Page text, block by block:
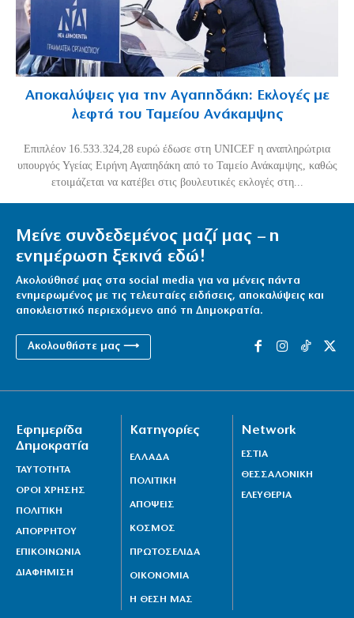
Αποκαλύψεις για την Αγαπηδάκη: Εκλογές με
λεφτά του Ταμείου Ανάκαμψης
Επιπλέον 16.533.324,28 ευρώ έδωσε στη UNICEF η αναπληρώτρια
υπουργός Υγείας Ειρήνη Αγαπηδάκη από το Ταμείο Ανάκαμψης, καθώς
ετοιμάζεται να κατέβει στις βουλευτικές εκλογές στη...
Μείνε συνδεδεμένος μαζί μας – η
ενημέρωση ξεκινά εδώ!
Ακολούθησέ μας στα social media για να μένεις πάντα
ενημερωμένος με τις τελευταίες ειδήσεις, αποκαλύψεις και
αποκλειστικό περιεχόμενο από τη Δημοκρατία.
Ακολουθήστε μας ⟶
Εφημερίδα
Δημοκρατία
ΤΑΥΤΟΤΗΤΑ
ΟΡΟΙ ΧΡΗΣΗΣ
ΠΟΛΙΤΙΚΗ
ΑΠΟΡΡΗΤΟΥ
ΕΠΙΚΟΙΝΩΝΙΑ
ΔΙΑΦΗΜΙΣΗ
Κατηγορίες
ΕΛΛΑΔΑ
ΠΟΛΙΤΙΚΗ
ΑΠΟΨΕΙΣ
ΚΟΣΜΟΣ
ΠΡΩΤΟΣΕΛΙΔΑ
ΟΙΚΟΝΟΜΙΑ
Η ΘΕΣΗ ΜΑΣ
Network
ΕΣΤΙΑ
ΘΕΣΣΑΛΟΝΙΚΗ
ΕΛΕΥΘΕΡΙΑ